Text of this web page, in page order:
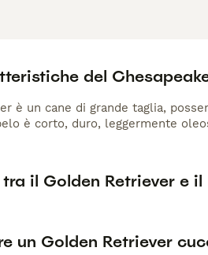
del
è un cane di grande taglia,
è corto, duro, leggermente
il Golden Retriever e
un Golden Retriever